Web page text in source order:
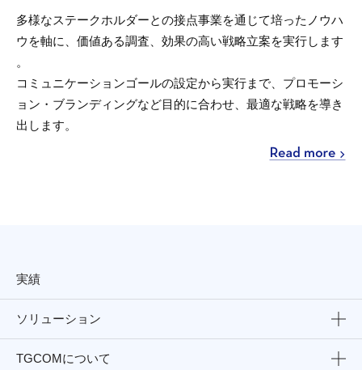
多様なステークホルダーとの接点事業を通じて培ったノウハ
ウを軸に、価値ある調査、効果の高い戦略立案を実行します
。
コミュニケーションゴールの設定から実行まで、プロモーシ
ョン・ブランディングなど目的に合わせ、最適な戦略を導き
出します。
実績
ソリューション
TGCOMについて